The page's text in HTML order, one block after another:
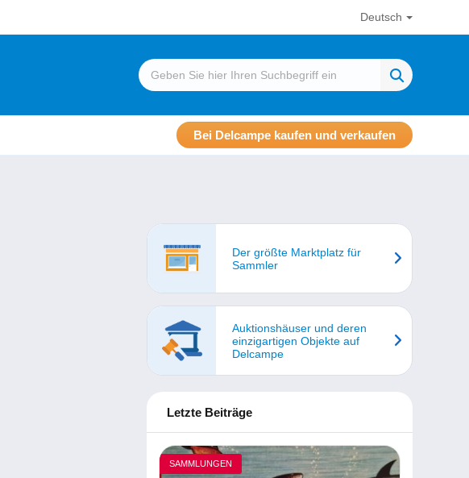
Deutsch
Bei Delcampe kaufen und verkaufen
Der größte Marktplatz für
Sammler
Auktionshäuser und deren
einzigartigen Objekte auf
Delcampe
Letzte Beiträge
SAMMLUNGEN